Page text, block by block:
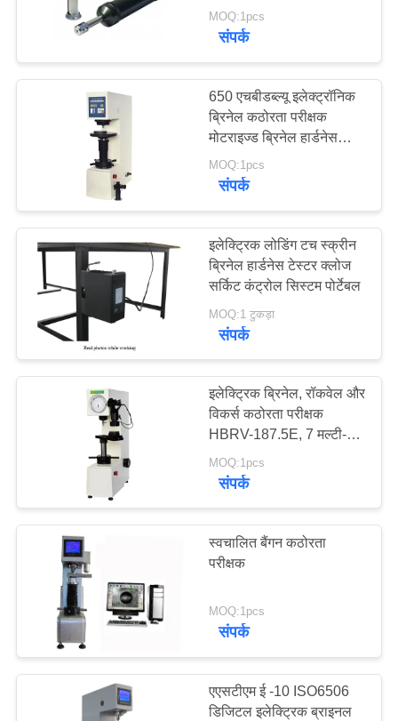
नियंत्रण
एक
उद्धरण
की
विनती
करे
PRIVACY
POLICY
MOQ:1pcs
संपर्क
650 एचबीडब्ल्यू इलेक्ट्रॉनिक
ब्रिनेल कठोरता परीक्षक
मोटराइज्ड ब्रिनेल हार्डनेस
परीक्षक
MOQ:1pcs
संपर्क
इलेक्ट्रिक लोडिंग टच स्क्रीन
ब्रिनेल हार्डनेस टेस्टर क्लोज
सर्किट कंट्रोल सिस्टम पोर्टेबल
MOQ:1 टुकड़ा
संपर्क
इलेक्ट्रिक ब्रिनेल, रॉकवेल और
विकर्स कठोरता परीक्षक
HBRV-187.5E, 7 मल्टी-
फंक्शन सरफेस ब्रिनेल कठोरता
परीक्षक
MOQ:1pcs
संपर्क
स्वचालित बैंगन कठोरता
परीक्षक
MOQ:1pcs
संपर्क
एएसटीएम ई -10 ISO6506
डिजिटल इलेक्ट्रिक ब्राइनल